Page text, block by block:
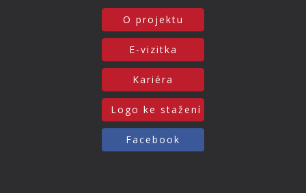
O projektu
E-vizitka
Kariéra
Logo ke stažení
Facebook